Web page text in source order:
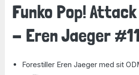
Funko Pop!
- Eren Jaeger
Forestiller Eren Jaeger med sit